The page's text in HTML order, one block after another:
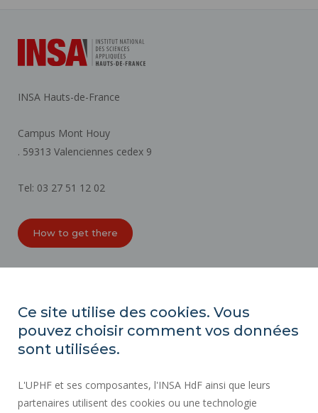
INSA Hauts-de-France
Campus Mont Houy
. 59313 Valenciennes cedex 9
Tel: 03 27 51 12 02
How to get there
SITE MAP
PERSONAL DATA
PUBLIC PROCUREMENT
Ce site utilise des cookies. Vous
pouvez choisir comment vos données
sont utilisées.
L'UPHF et ses composantes, l'INSA HdF ainsi que leurs
partenaires utilisent des cookies ou une technologie